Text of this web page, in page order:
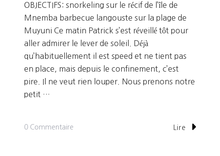
OBJECTIFS: snorkeling sur le récif de l’île de
Mnemba barbecue langouste sur la plage de
Muyuni Ce matin Patrick s’est réveillé tôt pour
aller admirer le lever de soleil. Déjà
qu’habituellement il est speed et ne tient pas
en place, mais depuis le confinement, c’est
pire. Il ne veut rien louper. Nous prenons notre
petit …
0 Commentaire Lire